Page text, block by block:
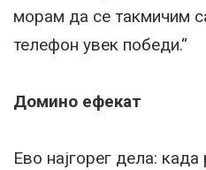
морам да се такмичим
телефон увек победи.“
Домино ефекат
Ево најгорег дела: